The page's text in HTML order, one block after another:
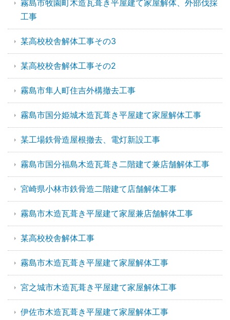
霧島市牧園町木造瓦葺き平屋建て家屋解体、外部伐採
工事
某高校校舎解体工事その3
某高校校舎解体工事その2
霧島市隼人町住吉外構撤去工事
霧島市国分姫城木造瓦葺き平屋建て家屋解体工事
某工場鉄骨造屋根撤去、電灯新設工事
霧島市国分福島木造瓦葺き二階建て兼店舗解体工事
宮崎県小林市鉄骨造二階建て店舗解体工事
霧島市木造瓦葺き平屋建て家屋兼店舗解体工事
某高校校舎解体工事
霧島市木造瓦葺き平屋建て家屋解体工事
宮之城市木造瓦葺き平屋建て家屋解体工事
伊佐市木造瓦葺き平屋建て家屋解体工事